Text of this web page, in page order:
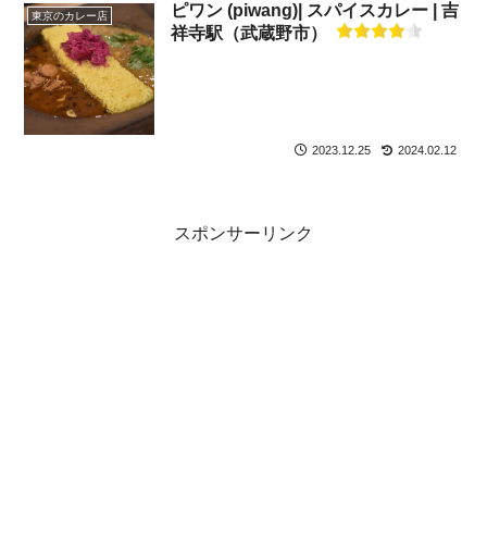
東京のカレー店
ピワン (piwang)| スパイスカレー | 吉
祥寺駅（武蔵野市）
2023.12.25 2024.02.12
スポンサーリンク